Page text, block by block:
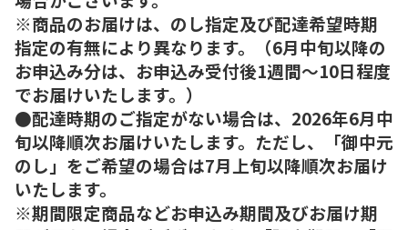
※商品のお届けは、のし指定及び配達希望時期
指定の有無により異なります。（6月中旬以降の
お申込み分は、お申込み受付後1週間～10日程度
でお届けいたします。）
●配達時期のご指定がない場合は、2026年6月中
旬以降順次お届けいたします。ただし、「御中元
のし」をご希望の場合は7月上旬以降順次お届け
いたします。
※期間限定商品などお申込み期間及びお届け期